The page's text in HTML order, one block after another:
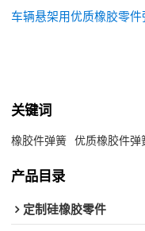
车辆悬架用优质橡胶零
关键词
橡胶件弹簧 优质橡胶件弹
产品目录
定制硅橡胶零件